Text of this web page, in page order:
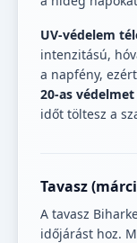
UV-védelem
intenzitású,
a napfény,
20-as védelmet
időt töltesz a
Tavasz
A tavasz
időjárást hoz.